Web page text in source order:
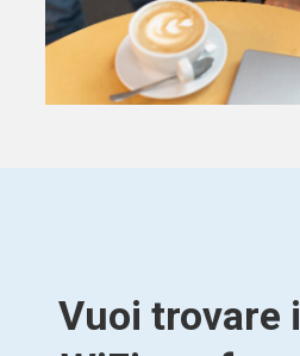
Vuoi trovare